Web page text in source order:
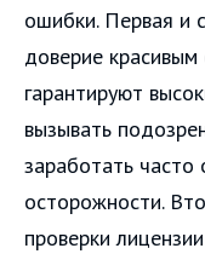
ошибки. Первая и
доверие
гарантируют
вызывать
заработать часто
осторожности.
проверки